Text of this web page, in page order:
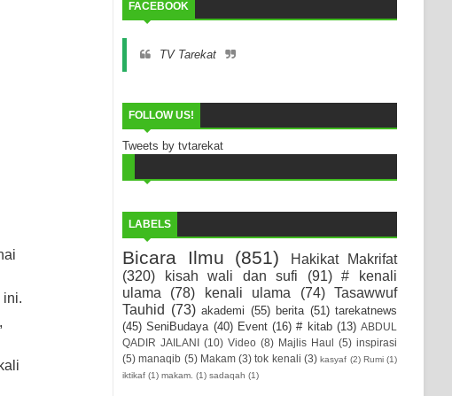
ini.
FACEBOOK
TV Tarekat
FOLLOW US!
Tweets by tvtarekat
LABELS
Bicara Ilmu (851)
Hakikat Makrifat
(320)
kisah wali dan sufi (91)
# kenali
ulama
(78) kenali ulama (74)
Tasawwuf
Tauhid (73) akademi (55) berita (51) tarekatnews
(45) SeniBudaya (40) Event (16) # kitab (13) ABDUL
QADIR JAILANI (10) Video (8) Majlis Haul (5) inspirasi
(5) manaqib (5) Makam (3) tok kenali (3) kasyaf (2) Rumi (1)
iktikaf (1) makam. (1) sadaqah (1)